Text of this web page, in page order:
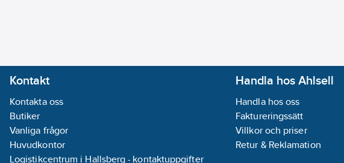
Kontakt
Kontakta oss
Butiker
Vanliga frågor
Huvudkontor
Logistikcentrum i Hallsberg - kontaktuppgifter
Handla hos Ahlsell
Handla hos oss
Faktureringssätt
Villkor och priser
Retur & Reklamation